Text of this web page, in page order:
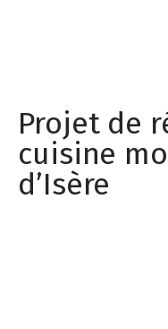
Projet de
cuisine
d’Isère